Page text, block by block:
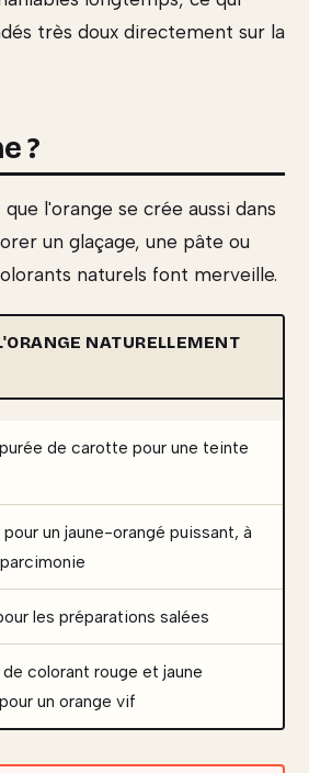
très doux directement sur la
?
l'orange se crée aussi dans
un glaçage, une pâte ou
naturels font merveille.
NATURELLEMENT
de carotte pour une teinte
un jaune-orangé puissant, à
les préparations salées
de colorant rouge et jaune
un orange vif